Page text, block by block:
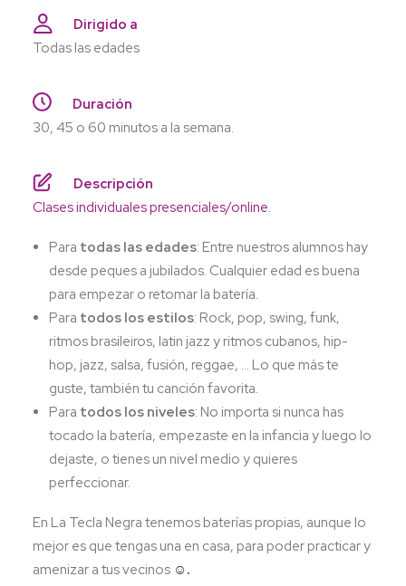
Dirigido a
Todas las edades
Duración
30, 45 o 60 minutos a la semana.
Descripción
Clases individuales presenciales/online.
Para todas las edades: Entre nuestros alumnos hay
desde peques a jubilados. Cualquier edad es buena
para empezar o retomar la batería.
Para todos los estilos: Rock, pop, swing, funk,
ritmos brasileiros, latin jazz y ritmos cubanos, hip-
hop, jazz, salsa, fusión, reggae, … Lo que más te
guste, también tu canción favorita.
Para todos los niveles: No importa si nunca has
tocado la batería, empezaste en la infancia y luego lo
dejaste, o tienes un nivel medio y quieres
perfeccionar.
En La Tecla Negra tenemos baterías propias, aunque lo
mejor es que tengas una en casa, para poder practicar y
amenizar a tus vecinos ☺.